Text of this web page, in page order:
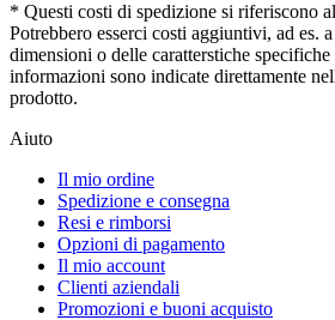
* Questi costi di spedizione si riferiscono
Potrebbero esserci costi aggiuntivi, ad es.
dimensioni o delle caratterstiche
informazioni sono indicate direttamente
prodotto.
Aiuto
Il mio ordine
Spedizione e consegna
Resi e rimborsi
Opzioni di pagamento
Il mio account
Clienti aziendali
Promozioni e buoni acquisto